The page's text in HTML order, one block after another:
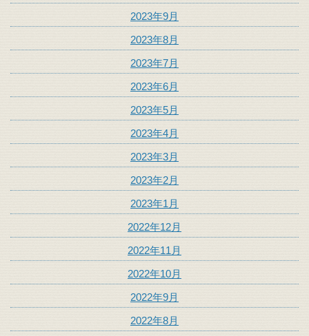
2023年9月
2023年8月
2023年7月
2023年6月
2023年5月
2023年4月
2023年3月
2023年2月
2023年1月
2022年12月
2022年11月
2022年10月
2022年9月
2022年8月